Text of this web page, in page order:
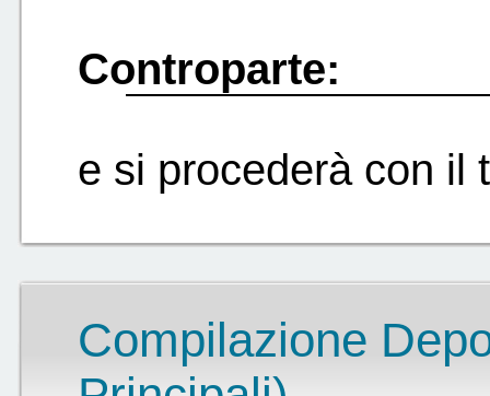
Controparte:
e si procederà con il
Compilazione